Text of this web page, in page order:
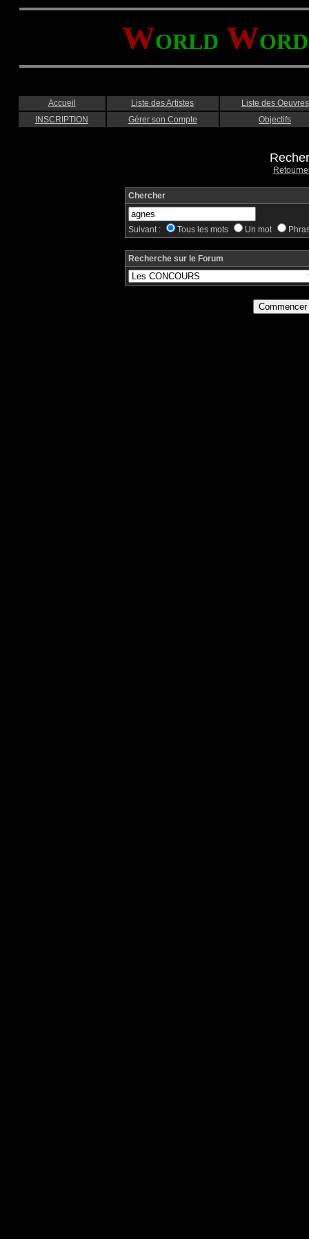
WORLD WORD
Accueil Liste des Artistes
Liste des Oeuvres
INSCRIPTION
Gérer son Compte Objectifs
Chercher
Suivant : Tous les mots Un mot
Recherche sur le Forum